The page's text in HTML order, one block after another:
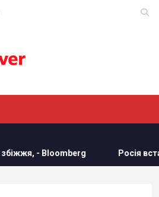
Росія встановила